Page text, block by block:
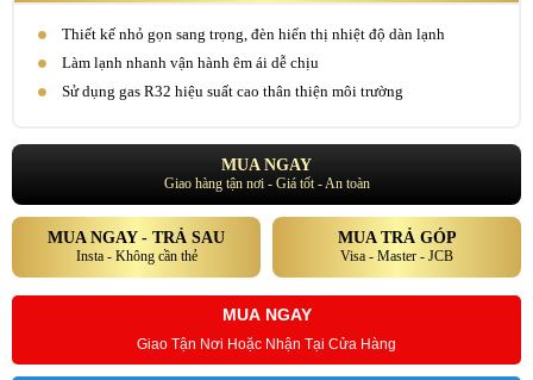
Thiết kế nhỏ gọn sang trọng, đèn hiển thị nhiệt độ dàn lạnh
Làm lạnh nhanh vận hành êm ái dễ chịu
Sử dụng gas R32 hiệu suất cao thân thiện môi trường
MUA NGAY
Giao hàng tận nơi - Giá tốt - An toàn
MUA NGAY - TRẢ SAU
Insta - Không cần thẻ
MUA TRẢ GÓP
Visa - Master - JCB
MUA NGAY
Giao Tận Nơi Hoặc Nhận Tại Cửa Hàng